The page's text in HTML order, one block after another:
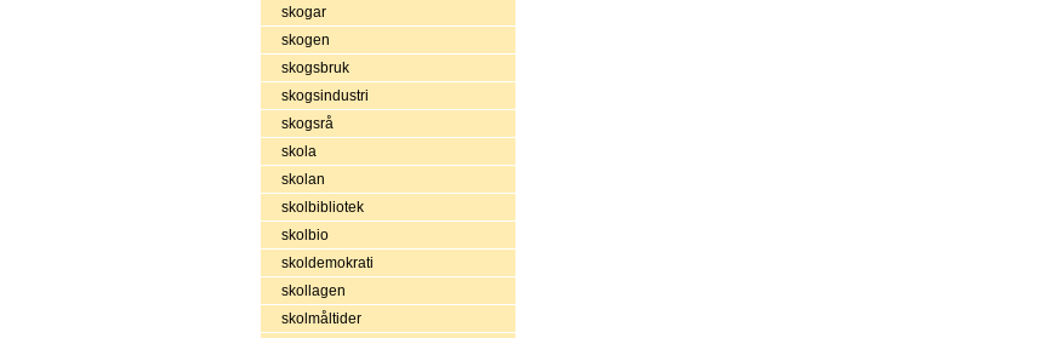
skogar
skogen
skogsbruk
skogsindustri
skogsrå
skola
skolan
skolbibliotek
skolbio
skoldemokrati
skollagen
skolmåltider